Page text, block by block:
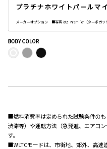
プラチナホワイトパールマ
メーカーオプション ■写真はZ Premier（ターボガソリ
BODY COLOR
■燃料消費率は定められた試験条件のも
渋滞等）や運転方法（急発進、エアコ
す。
■WLTCモードは、市街地、郊外、高速